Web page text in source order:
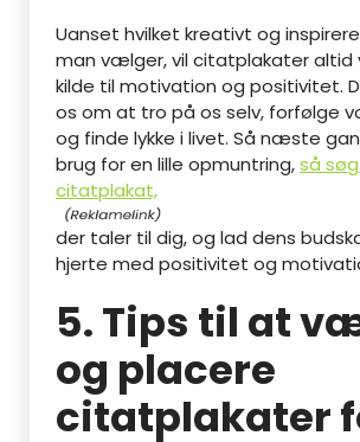
Uanset hvilket kreativt og
man vælger, vil citatplakater
kilde til motivation og positivitet.
os om at tro på os selv, forfølge
og finde lykke i livet. Så næste
brug for en lille opmuntring,så
citatplakat,
der taler til dig, og lad dens
hjerte med positivitet og
5. Tips til at
og placere
citatplakater